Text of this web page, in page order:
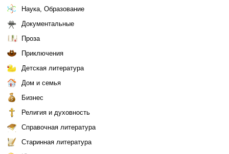
Наука, Образование
Документальные
Проза
Приключения
Детская литература
Дом и семья
Бизнес
Религия и духовность
Справочная литература
Старинная литература